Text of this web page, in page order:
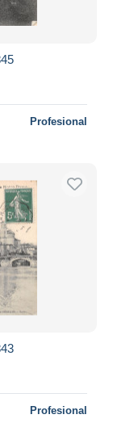
Profesional
Profesional